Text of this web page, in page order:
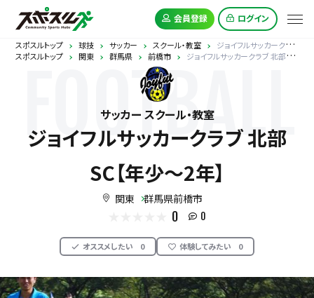
会員登録 ログイン
スポスルトップ 球技 サッカー スクール・教室
ジョイフルサッカークラブ 北部SC【年少～2年】
スポスルトップ
関東 群馬県 前橋市 ジョイフルサッカークラブ 北部SC【年少～2年】
FOOTBALL
サッカー スクール・教室
ジョイフルサッカークラブ 北部
SC【年少～2年】
関東 群馬県前橋市
0 0
オススメしたい 0 体験してみたい 0